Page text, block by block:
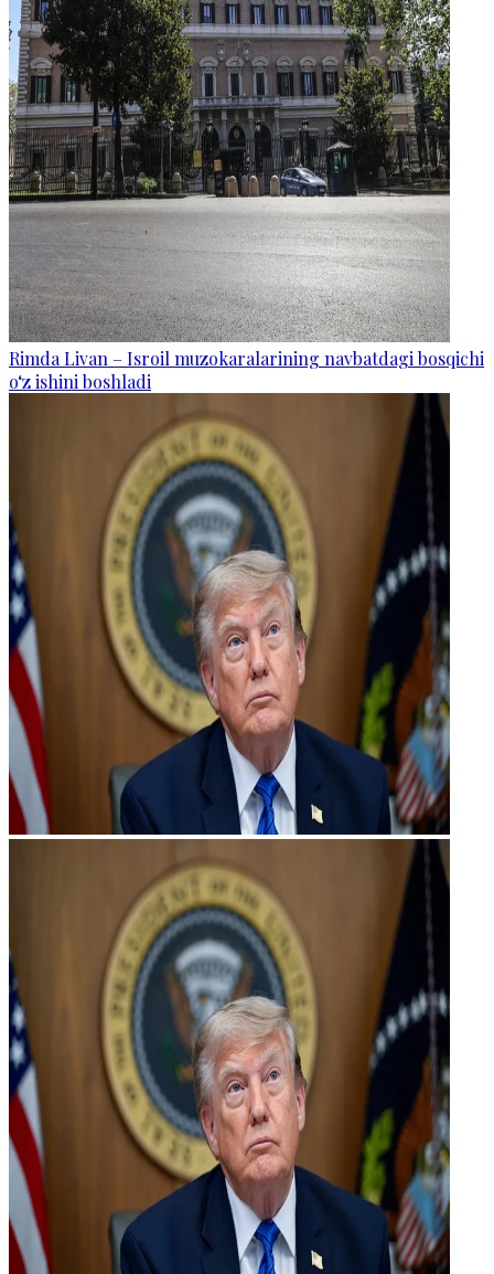
Rimda Livan – Isroil muzokaralarining navbatdagi bosqichi
o‘z ishini boshladi